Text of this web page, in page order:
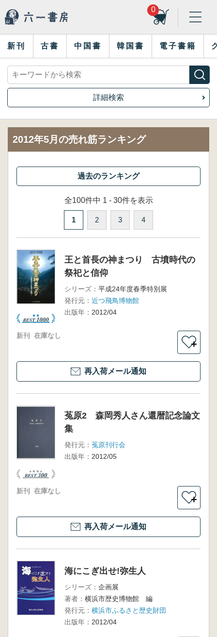
0
新刊 古書 中国書 韓国書 電子書籍
詳細検索
2012年5月の売れ筋ランキング
全100件中 1 - 30件を表示
1 2 3 4
王と首長の神まつり 古墳時代の
祭祀と信仰
シリーズ： 平成24年度春季特別展
発行元： 近つ飛鳥博物館
出版年： 2012/04
新刊 在庫なし
＋
再入荷メール通知
菟原2 森岡秀人さん還暦記念論文
集
発行元： 菟原刊行会
出版年： 2012/05
新刊 在庫なし
＋
再入荷メール通知
海にこぎ出せ!弥生人
シリーズ： 企画展
著者： 横浜市歴史博物館 編
発行元： 横浜市ふるさと歴史財団
出版年： 2012/04